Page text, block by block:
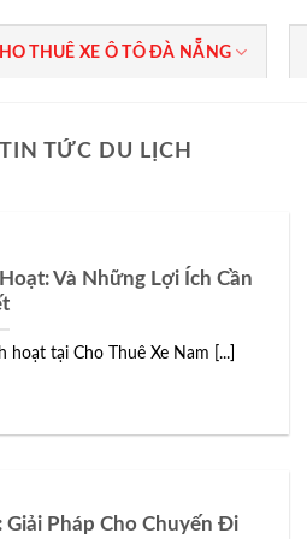
THUÊ XE Ô TÔ ĐÀ NẴNG
TIN TỨC DU LỊCH
Và Những Lợi Ích Cần
tại Cho Thuê Xe Nam [...]
Giải Pháp Cho Chuyến Đi